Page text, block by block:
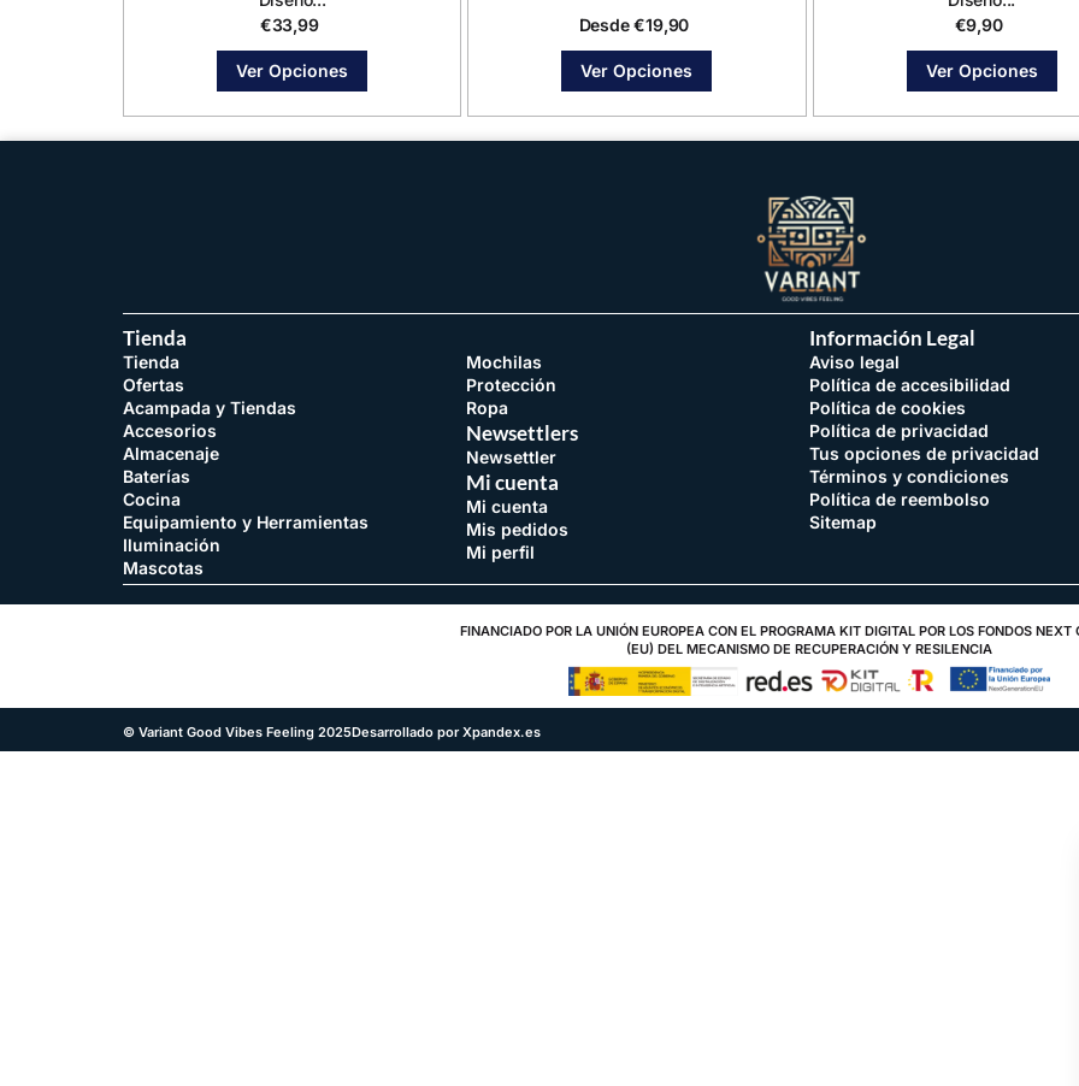
€33,99
Ver Opciones
Desde€19,90
Ver Opciones
€9,90
Ver Opciones
Tienda
Tienda
Ofertas
Acampada y Tiendas
Accesorios
Almacenaje
Baterías
Cocina
Equipamiento y Herramientas
Iluminación
Mascotas
Mochilas
Protección
Ropa
Newsettlers
Newsettler
Mi cuenta
Mi cuenta
Mis pedidos
Mi perfil
Información Legal
Aviso legal
Política de accesibilidad
Política de cookies
Política de privacidad
Tus opciones de privacidad
Términos y condiciones
Política de reembolso
Sitemap
FINANCIADO POR LA UNIÓN EUROPEA CON EL PROGRAMA KIT DIGITAL POR LOS FONDOS NEXT
(EU) DEL MECANISMO DE RECUPERACIÓN Y RESILENCIA
© Variant Good Vibes Feeling 2025Desarrollado por Xpandex.es